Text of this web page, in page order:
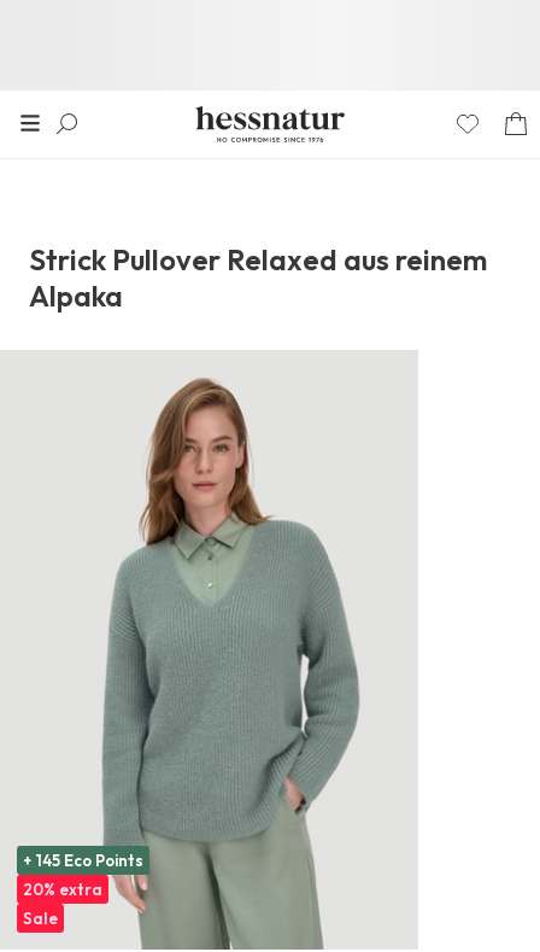
+ 145 Eco Points
20% extra
Sale
Strick Pullover Relaxed aus reinem
Alpaka